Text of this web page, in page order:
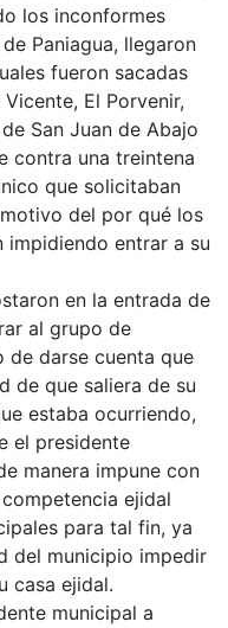
los inconformes
Paniagua, llegaron
fueron sacadas
El Porvenir,
San Juan de Abajo
contra una treintena
que solicitaban
del por qué los
impidiendo entrar a su
en la entrada de
al grupo de
de darse cuenta que
de que saliera de su
estaba ocurriendo,
el presidente
manera impune con
ejidal
para tal fin, ya
del municipio impedir
casa ejidal.
municipal a